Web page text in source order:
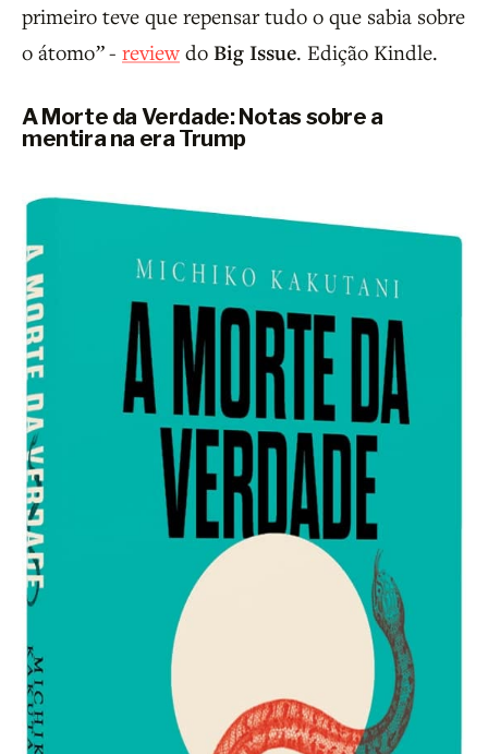
primeiro teve que repensar tudo o que sabia sobre
o átomo”- review do Big Issue. Edição Kindle.
A Morte da Verdade: Notas sobre a
mentira na era Trump